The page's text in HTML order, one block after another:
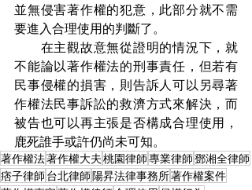
並無侵害著作權的犯意，此部分就不需
要進入合理使用的判斷了。
在主觀故意無從證明的情況下，就
不能論以著作權法的刑事責任，但若有
民事侵權的損害，則告訴人可以另尋著
作權法民事訴訟的救濟方式來解決，而
被告也可以再主張是否構成合理使用，
鹿死誰手或許仍尚未可知。
著作權法著作權大夫桃園律師專業律師鄧湘全律師
痞子律師 台北律師陽昇法律事務所著作權案件